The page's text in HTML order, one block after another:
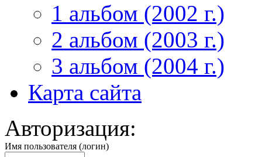
1 альбом (2002 г.)
2 альбом (2003 г.)
3 альбом (2004 г.)
Карта сайта
Авторизация:
Имя пользователя (логин)